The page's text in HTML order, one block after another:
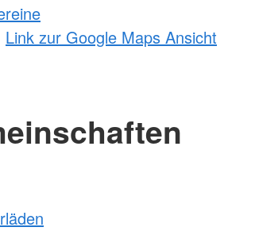
Link zur Google Maps Ansicht